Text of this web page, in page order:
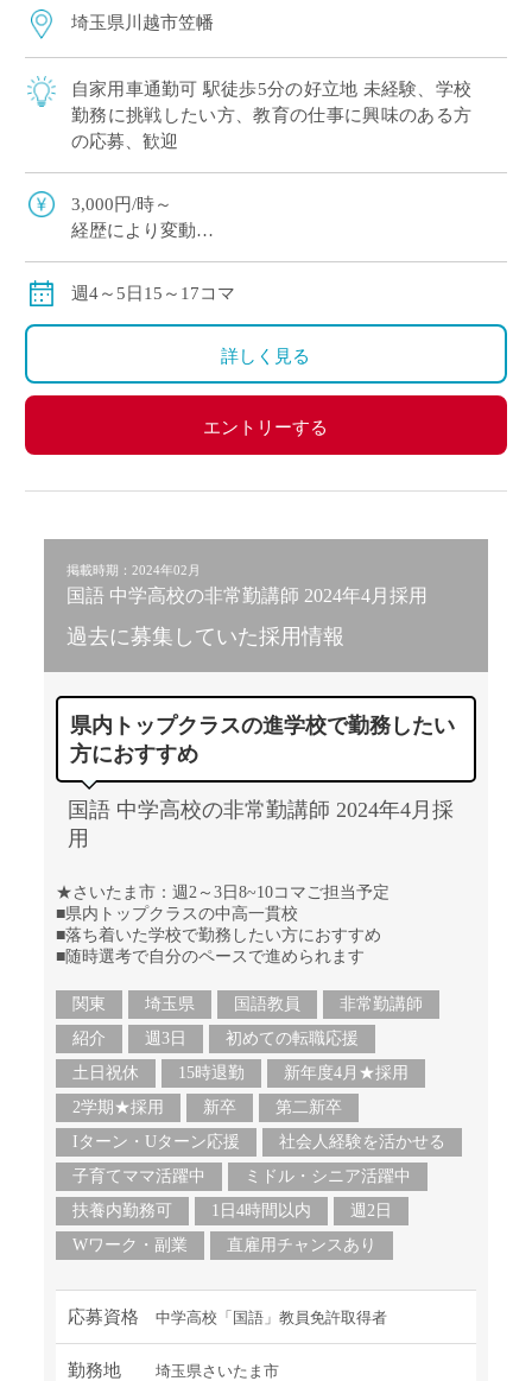
埼玉県川越市笠幡
自家用車通勤可 駅徒歩5分の好立地 未経験、学校
勤務に挑戦したい方、教育の仕事に興味のある方
の応募、歓迎
3,000円/時～
経歴により変動
週4～5日15～17コマ
詳しく見る
エントリーする
掲載時期：2024年02月
国語 中学高校の非常勤講師 2024年4月採用
過去に募集していた採用情報
県内トップクラスの進学校で勤務したい
方におすすめ
国語 中学高校の非常勤講師 2024年4月採
用
★さいたま市：週2～3日8~10コマご担当予定
■県内トップクラスの中高一貫校
■落ち着いた学校で勤務したい方におすすめ
■随時選考で自分のペースで進められます
関東 埼玉県 国語教員
非常勤講師
紹介
週3日
初めての転職応援
土日祝休
15時退勤
新年度4月★採用
2学期★採用
新卒
第二新卒
Iターン・Uターン応援
社会人経験を活かせる
子育てママ活躍中
ミドル・シニア活躍中
扶養内勤務可
1日4時間以内
週2日
Wワーク・副業
直雇用チャンスあり
応募資格 中学高校「国語」教員免許取得者
勤務地 埼玉県さいたま市